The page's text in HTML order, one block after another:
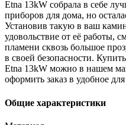
Etna 13kW собрала в себе
приборов для дома, но
Установив такую в ваш
удовольствие от её работы,
пламени сквозь большое
в своей безопасности.
Etna 13kW можно в нашем
оформить заказ в удобное
Общие характеристики